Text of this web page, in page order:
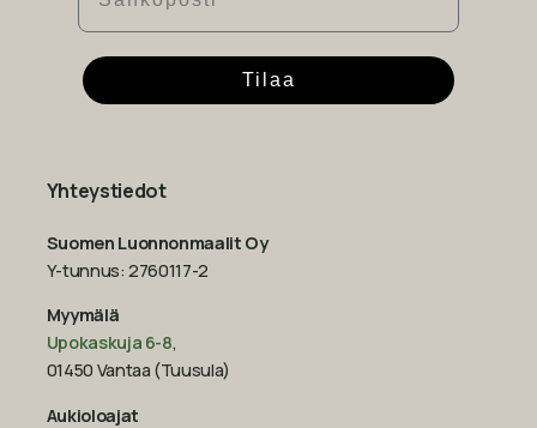
Tilaa
Yhteystiedot
Suomen Luonnonmaalit Oy
Y-tunnus: 2760117-2
Myymälä
Upokaskuja 6-8,
01450 Vantaa (Tuusula)
Aukioloajat